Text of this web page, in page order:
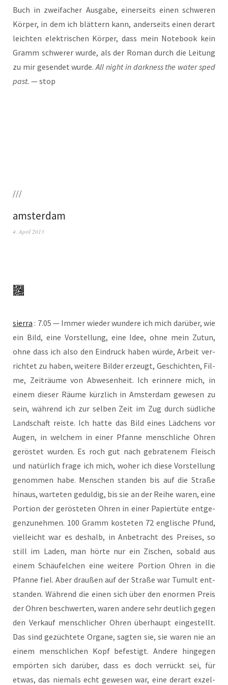
Buch in zwei­fa­cher Aus­ga­be, einer­seits einen schwe­ren
Kör­per, in dem ich blät­tern kann, ander­seits einen der­art
leich­ten elek­tri­schen Kör­per, dass mein Note­book kein
Gramm schwe­rer wur­de, als der Roman durch die Lei­tung
zu mir gesen­det wur­de.All night in dark­ness the water sped
past. — stop
///
amsterdam
4. April 2013
sier­ra : 7.05 — Immer wie­der wun­de­re ich mich dar­über, wie
ein Bild, eine Vor­stel­lung, eine Idee, ohne mein Zutun,
ohne dass ich also den Ein­druck haben wür­de, Arbeit ver­
rich­tet zu haben, wei­te­re Bil­der erzeugt, Geschich­ten, Fil­
me, Zeit­räu­me von Abwe­sen­heit. Ich erin­ne­re mich, in
einem die­ser Räu­me kürz­lich in Ams­ter­dam gewe­sen zu
sein, wäh­rend ich zur sel­ben Zeit im Zug durch süd­li­che
Land­schaft reis­te. Ich hat­te das Bild eines Läd­chens vor
Augen, in wel­chem in einer Pfan­ne mensch­li­che Ohren
gerös­tet wur­den. Es roch gut nach gebra­te­nem Fleisch
und natür­lich fra­ge ich mich, woher ich die­se Vor­stel­lung
genom­men habe. Men­schen stan­den bis auf die Stra­ße
hin­aus, war­te­ten gedul­dig, bis sie an der Rei­he waren, eine
Por­ti­on der gerös­te­ten Ohren in einer Papier­tü­te ent­ge­
gen­zu­neh­men. 100 Gramm kos­te­ten 72 eng­li­sche Pfund,
viel­leicht war es des­halb, in Anbe­tracht des Prei­ses, so
still im Laden, man hör­te nur ein Zischen, sobald aus
einem Schäu­fel­chen eine wei­te­re Por­ti­on Ohren in die
Pfan­ne fiel. Aber drau­ßen auf der Stra­ße war Tumult ent­
stan­den. Wäh­rend die einen sich über den enor­men Preis
der Ohren beschwer­ten, waren ande­re sehr deut­lich gegen
den Ver­kauf mensch­li­cher Ohren über­haupt ein­ge­stellt.
Das sind gezüch­te­te Orga­ne, sag­ten sie, sie waren nie an
einem mensch­li­chen Kopf befes­tigt. Ande­re hin­ge­gen
empör­ten sich dar­über, dass es doch ver­rückt sei, für
etwas, das nie­mals echt gewe­sen war, eine der­art exzel­